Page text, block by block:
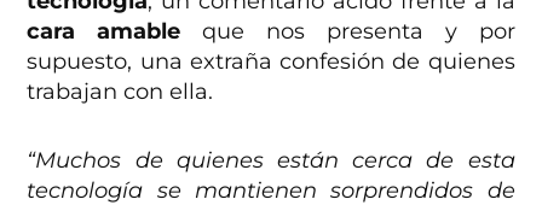
cara amable que nos presenta y por
supuesto, una extraña confesión de quienes
trabajan con ella.
“Muchos de quienes están cerca de esta
tecnología se mantienen sorprendidos de